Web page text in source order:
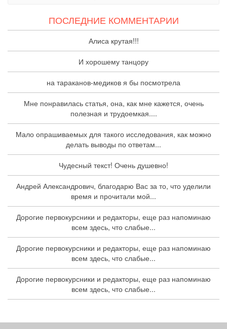
ПОСЛЕДНИЕ КОММЕНТАРИИ
Алиса крутая!!!
И хорошему танцору
на тараканов-медиков я бы посмотрела
Мне понравилась статья, она, как мне кажется, очень
полезная и трудоемкая....
Мало опрашиваемых для такого исследования, как можно
делать выводы по ответам...
Чудесный текст! Очень душевно!
Андрей Александрович, благодарю Вас за то, что уделили
время и прочитали мой...
Дорогие первокурсники и редакторы, еще раз напоминаю
всем здесь, что слабые...
Дорогие первокурсники и редакторы, еще раз напоминаю
всем здесь, что слабые...
Дорогие первокурсники и редакторы, еще раз напоминаю
всем здесь, что слабые...